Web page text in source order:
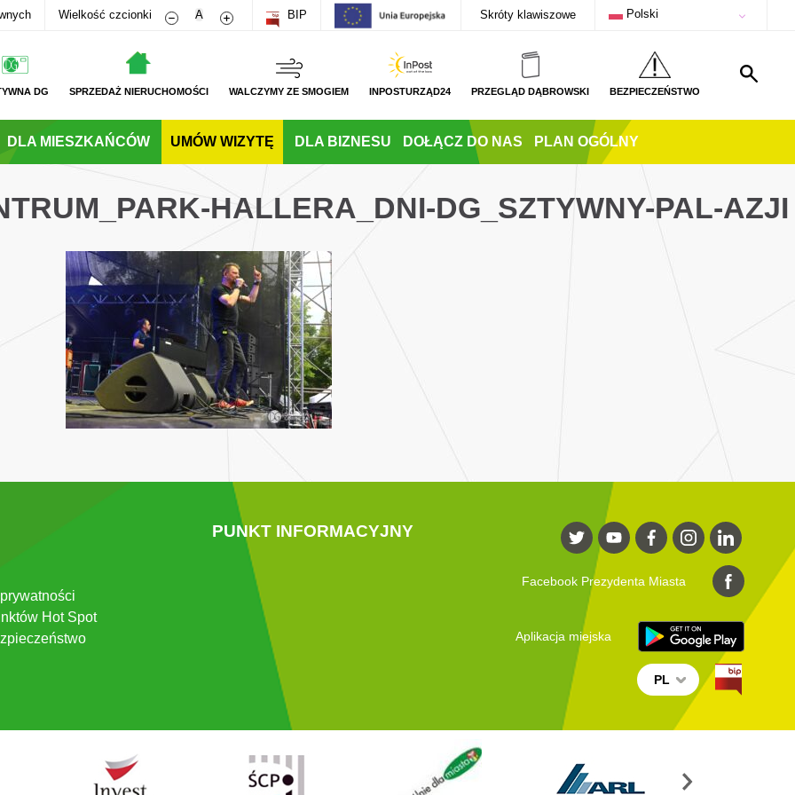
Wielkość czcionki Zmniejsz rozmiar czcionki
A Zwiększ rozmiar czcionki
BIP Skróty klawiszowe Polski
DG SPRZEDAŻ NIERUCHOMOŚCI WALCZYMY ZE SMOGIEM INPOSTURZĄD24 PRZEGLĄD DĄBROWSKI BEZPIECZEŃSTWO
DLA MIESZKAŃCÓW UMÓW WIZYTĘ DLA BIZNESU DOŁĄCZ DO NAS PLAN OGÓLNY
HALLERA_DNI-DG_SZTYWNY-PAL-AZJI
Hot Spot
PUNKT INFORMACYJNY
Facebook Prezydenta Miasta
Aplikacja miejska
PL